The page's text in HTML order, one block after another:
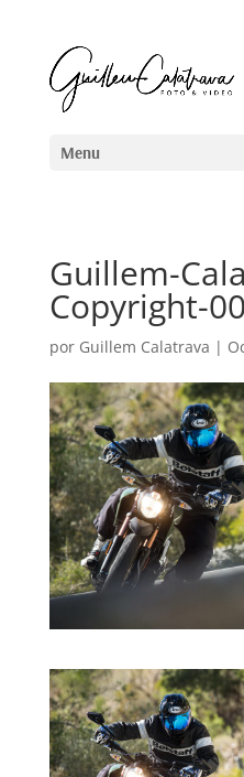
Guillem-
Copyright-
por Guillem Calatrava |